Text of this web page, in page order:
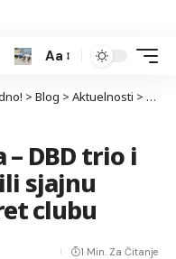
Aa
> Blog > Aktuelnosti >
– DBD trio i
sjajnu
clubu
1 Min. Za Čitanje